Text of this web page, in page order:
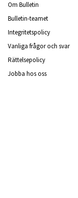
Om Bulletin
Bulletin-teamet
Integritetspolicy
Vanliga frågor och svar
Rättelsepolicy
Jobba hos oss